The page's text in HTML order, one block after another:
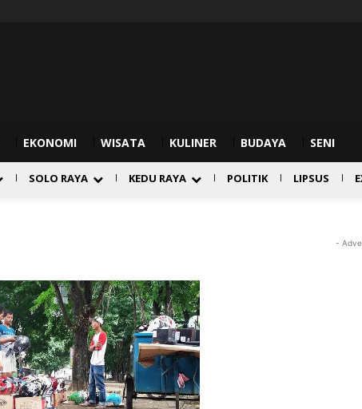
EKONOMI WISATA KULINER BUDAYA SENI
SOLO RAYA KEDU RAYA POLITIK LIPSUS
-